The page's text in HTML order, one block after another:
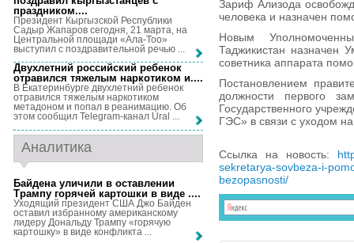
Зариф Ализода
человека и назначен
Новым
Таджикистан назначен
советника аппарата
Постановлением
должности первого
Государственного
ГЭС» в связи с уходом
Ссылка на новость:
sekretarya-sovbeza-i-
bezopasnosti/
праздником....
Президент Кыргызской Республики
Садыр Жапаров сегодня, 21 марта, на
Центральной площади «Ала-Тоо»
выступил с поздравительной речью ...
Двухлетний российский ребенок
отравился тяжелым наркотиком и....
В Екатеринбурге двухлетний ребенок
отравился тяжелым наркотиком
метадоном и попал в реанимацию. Об
этом сообщил Telegram-канал Ural ...
Аналитика
Байдена уличили в оставлении
Трампу горячей картошки в виде ....
Уходящий президент США Джо Байден
оставил избранному американскому
лидеру Дональду Трампу «горячую
картошку» в виде конфликта ...